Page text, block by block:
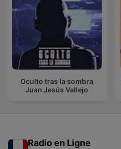
Oculto tras la sombra
Juan Jesús Vallejo
Radio en Ligne